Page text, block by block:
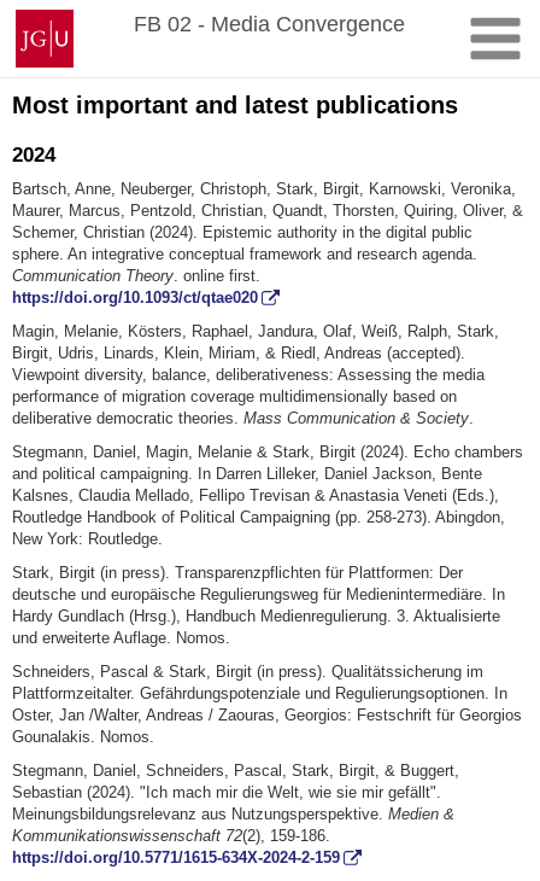
Skip
content
Johannes
Gutenberg
University
Mainz
FB 02 - Media Convergence
Most important and latest publications
2024
Bartsch, Anne, Neuberger, Christoph, Stark, Birgit, Karnowski, Veronika,
Maurer, Marcus, Pentzold, Christian, Quandt, Thorsten, Quiring, Oliver, &
Schemer, Christian (2024). Epistemic authority in the digital public
sphere. An integrative conceptual framework and research agenda.
Communication Theory. online first.
https://doi.org/10.1093/ct/qtae020
Magin, Melanie, Kösters, Raphael, Jandura, Olaf, Weiß, Ralph, Stark,
Birgit, Udris, Linards, Klein, Miriam, & Riedl, Andreas (accepted).
Viewpoint diversity, balance, deliberativeness: Assessing the media
performance of migration coverage multidimensionally based on
deliberative democratic theories. Mass Communication & Society.
Stegmann, Daniel, Magin, Melanie & Stark, Birgit (2024). Echo chambers
and political campaigning. In Darren Lilleker, Daniel Jackson, Bente
Kalsnes, Claudia Mellado, Fellipo Trevisan & Anastasia Veneti (Eds.),
Routledge Handbook of Political Campaigning (pp. 258-273). Abingdon,
New York: Routledge.
Stark, Birgit (in press). Transparenzpflichten für Plattformen: Der
deutsche und europäische Regulierungsweg für Medienintermediäre. In
Hardy Gundlach (Hrsg.), Handbuch Medienregulierung. 3. Aktualisierte
und erweiterte Auflage. Nomos.
Schneiders, Pascal & Stark, Birgit (in press). Qualitätssicherung im
Plattformzeitalter. Gefährdungspotenziale und Regulierungsoptionen. In
Oster, Jan /Walter, Andreas / Zaouras, Georgios: Festschrift für Georgios
Gounalakis. Nomos.
Stegmann, Daniel, Schneiders, Pascal, Stark, Birgit, & Buggert,
Sebastian (2024). "Ich mach mir die Welt, wie sie mir gefällt".
Meinungsbildungsrelevanz aus Nutzungsperspektive. Medien &
Kommunikationswissenschaft 72(2), 159-186.
https://doi.org/10.5771/1615-634X-2024-2-159